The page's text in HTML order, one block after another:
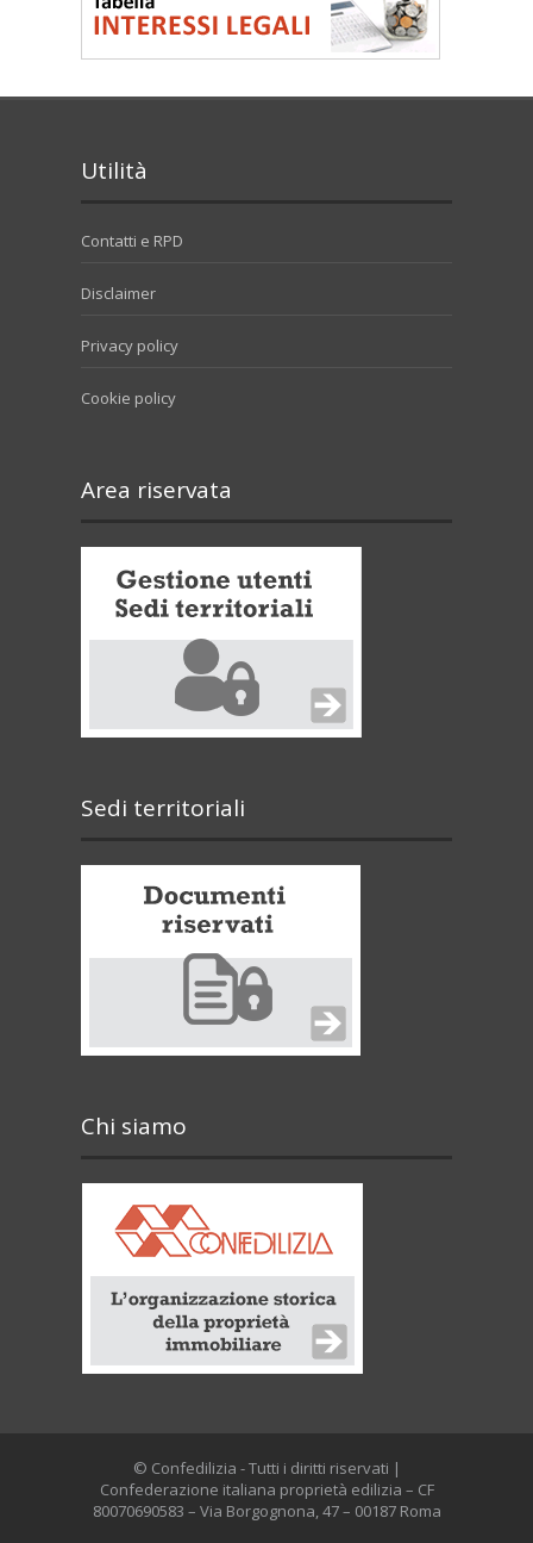
Utilità
Contatti e RPD
Disclaimer
Privacy policy
Cookie policy
Area riservata
Sedi territoriali
Chi siamo
© Confedilizia - Tutti i diritti riservati |
Confederazione italiana proprietà edilizia – CF
80070690583 – Via Borgognona, 47 – 00187 Roma